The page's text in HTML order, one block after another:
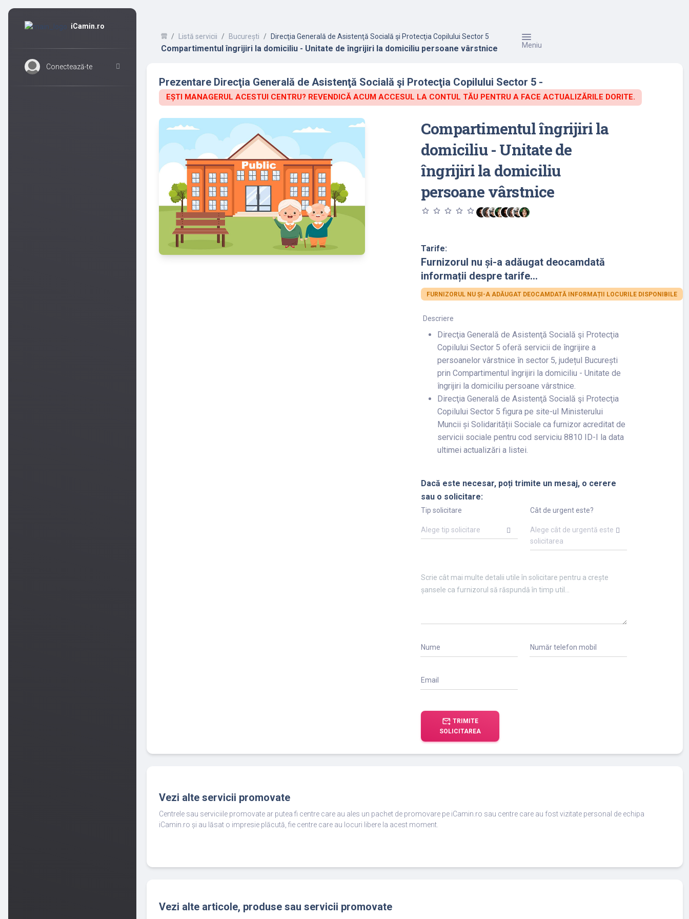
iCamin.ro
Conectează-te
Listă servicii București Direcţia Generală de Asistenţă Socială şi Protecţia Copilului Sector 5
Compartimentul îngrijiri la domiciliu - Unitate de îngrijiri la domiciliu persoane vârstnice Meniu
Prezentare Direcţia Generală de Asistenţă Socială şi Protecţia Copilului Sector 5 -
EȘTI MANAGERUL ACESTUI CENTRU? REVENDICĂ ACUM ACCESUL LA CONTUL TĂU PENTRU A FACE ACTUALIZĂRILE DORITE.
Compartimentul îngrijiri la
domiciliu - Unitate de
îngrijiri la domiciliu
persoane vârstnice
star_outline star_outline star_outline star_outline star_outline
Tarife:
Furnizorul nu și-a adăugat deocamdată
informații despre tarife...
FURNIZORUL NU ȘI-A ADĂUGAT DEOCAMDATĂ INFORMAȚII LOCURILE DISPONIBILE
Descriere
Direcţia Generală de Asistenţă Socială şi Protecţia
Copilului Sector 5 oferă servicii de îngrijire a
persoanelor vârstnice în sector 5, județul București
prin Compartimentul îngrijiri la domiciliu - Unitate de
îngrijiri la domiciliu persoane vârstnice.
Direcţia Generală de Asistenţă Socială şi Protecţia
Copilului Sector 5 figura pe site-ul Ministerului
Muncii și Solidarității Sociale ca furnizor acreditat de
servicii sociale pentru cod serviciu 8810 ID-I la data
ultimei actualizări a listei.
Dacă este necesar, poți trimite un mesaj, o cerere
sau o solicitare:
Tip solicitare
Alege tip solicitare
Cât de urgent este?
Alege cât de urgentă este
solicitarea
Nume Număr telefon mobil
Email
forward_to_inbox TRIMITE
SOLICITAREA
Vezi alte servicii promovate
Centrele sau serviciile promovate ar putea fi centre care au ales un pachet de promovare pe iCamin.ro sau centre care au fost vizitate personal de echipa
iCamin.ro și au lăsat o impresie plăcută, fie centre care au locuri libere la acest moment.
Vezi alte articole, produse sau servicii promovate